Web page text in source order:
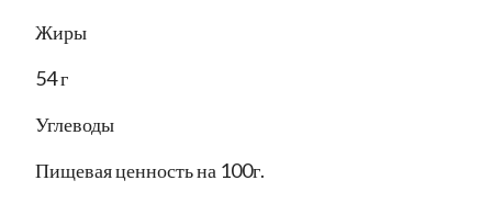
Жиры
54 г
Углеводы
Пищевая ценность на 100г.